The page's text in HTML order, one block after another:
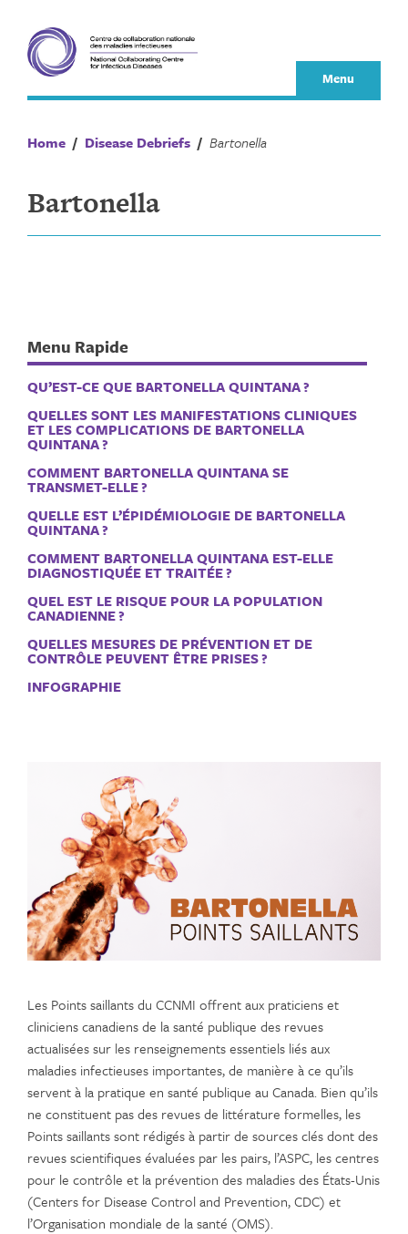
content
Menu
Home / Disease Debriefs / Bartonella
Bartonella
Menu Rapide
QU’EST-CE QUE BARTONELLA QUINTANA ?
QUELLES SONT LES MANIFESTATIONS CLINIQUES
ET LES COMPLICATIONS DE BARTONELLA
QUINTANA ?
COMMENT BARTONELLA QUINTANA SE
TRANSMET-ELLE ?
QUELLE EST L’ÉPIDÉMIOLOGIE DE BARTONELLA
QUINTANA ?
COMMENT BARTONELLA QUINTANA EST-ELLE
DIAGNOSTIQUÉE ET TRAITÉE ?
QUEL EST LE RISQUE POUR LA POPULATION
CANADIENNE ?
QUELLES MESURES DE PRÉVENTION ET DE
CONTRÔLE PEUVENT ÊTRE PRISES ?
INFOGRAPHIE
Les Points saillants du CCNMI offrent aux praticiens et
cliniciens canadiens de la santé publique des revues
actualisées sur les renseignements essentiels liés aux
maladies infectieuses importantes, de manière à ce qu’ils
servent à la pratique en santé publique au Canada. Bien qu’ils
ne constituent pas des revues de littérature formelles, les
Points saillants sont rédigés à partir de sources clés dont des
revues scientifiques évaluées par les pairs, l’ASPC, les centres
pour le contrôle et la prévention des maladies des États-Unis
(Centers for Disease Control and Prevention, CDC) et
l’Organisation mondiale de la santé (OMS).